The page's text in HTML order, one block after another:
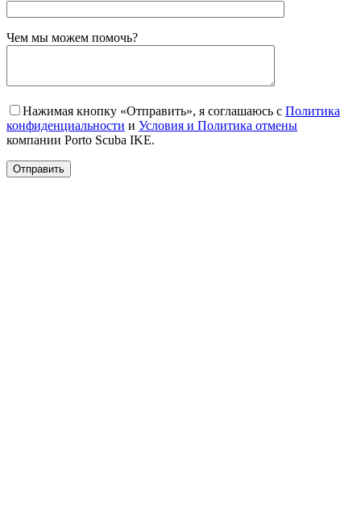
Gender
Чем мы можем помочь?
Нажимая кнопку «Отправить», я соглашаюсь с Политика
конфиденциальности и Условия и Политика отмены
компании Porto Scuba IKE.